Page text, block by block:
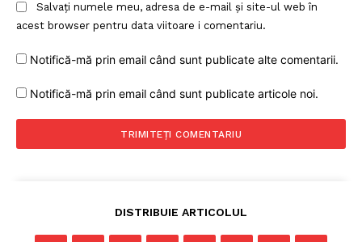
Contact
Salvați numele meu, adresa de e-mail și site-ul web în
acest browser pentru data viitoare i comentariu.
Notifică-mă prin email când sunt publicate alte comentarii.
Notifică-mă prin email când sunt publicate articole noi.
DISTRIBUIE ARTICOLUL